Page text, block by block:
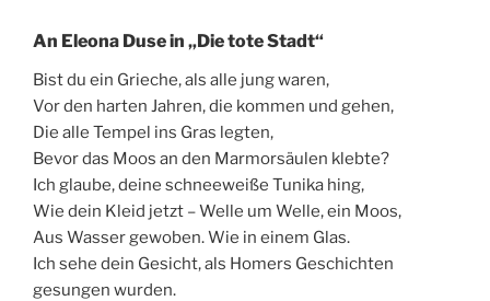
An Eleona Duse in „Die tote Stadt“
Bist du ein Grieche, als alle jung waren,
Vor den harten Jahren, die kommen und gehen,
Die alle Tempel ins Gras legten,
Bevor das Moos an den Marmorsäulen klebte?
Ich glaube, deine schneeweiße Tunika hing,
Wie dein Kleid jetzt – Welle um Welle, ein Moos,
Aus Wasser gewoben. Wie in einem Glas.
Ich sehe dein Gesicht, als Homers Geschichten
gesungen wurden.